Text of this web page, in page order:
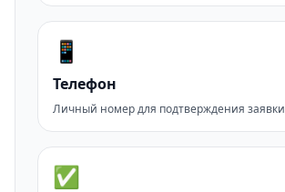
📱
Телефон
Личный номер для подтверждения заявки
✅